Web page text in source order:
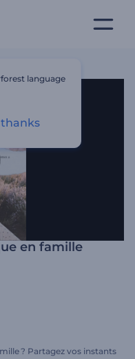
en famille
? Partagez vos instants
language
thanks